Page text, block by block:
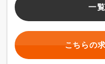
一
こちらの